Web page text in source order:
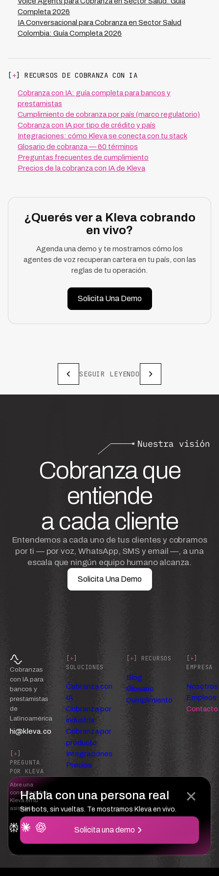
Completa 2026
IA Conversacional para Cobranza en Sector Salud
Colombia: Guía Completa 2026
[ +] RECURSOS DE COBRANZA CON IA
Cobranza con IA: guía completa para bancos y
prestamistas
Cumplimiento de cobranza por país (marco regulatorio)
Cobranza con IA por tipo de crédito y país
Integraciones: cómo Kleva se conecta con tu stack
Glosario de cobranza — 60 términos
Preguntas frecuentes de cumplimiento
Precios de la cobranza con IA de Kleva
¿Querés ver a Kleva cobrando
en vivo?
Agenda una demo y te mostramos cómo los
agentes de voz recuperan cartera en tu país, con las
reglas de tu operación.
Solicita Una Demo
SEGUIR LEYENDO
Habla con una persona real
Sin bots, sin vueltas. Te mostramos Kleva en vivo.
Solicita una demo
Cobranza que
entiende
a cada cliente
Entendemos a cada uno de tus clientes y cobramos
por ti — por voz, WhatsApp, SMS y email —, a una
escala que ningún equipo humano alcanza.
Solicita Una Demo
Cobranzas
con IA para
bancos y
prestamistas
de
Latinoamérica
hi@kleva.co
[+]
PREGUNTA
POR KLEVA
Abre una
consulta sobre
Kleva en tu
asistente
[+]
SOLUCIONES
Cobranza con
IA
Cobranza por
industria
Cobranza por
producto
Integraciones
Precios
[+] RECURSOS
Blog
Glosario
Cumplimiento
[+]
EMPRESA
Nosotros
Empleos
Contacto